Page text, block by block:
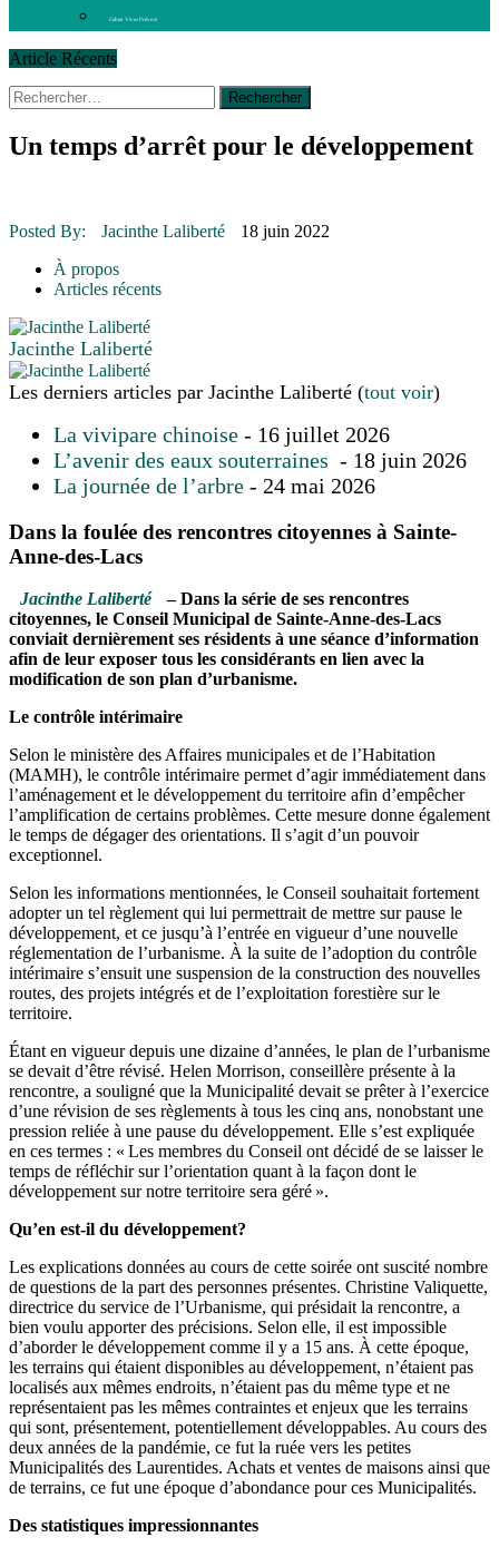
Cahier Vivez Prévost
Article Récents
30 juin 2015
Fantaisie et créativité en mode jeunesse
16 juillet 2026
CULTURE
16 juillet 2026 | POLITIQUE
14 octobre 2015 | La course de boîtes à savon du club Optimiste
de Prévost
Le rendez-vous des bolides
Rechercher :
Un temps d’arrêt pour le développement
Posted By: Jacinthe Laliberté
18 juin 2022
À propos
Articles récents
Jacinthe Laliberté
Les derniers articles par Jacinthe Laliberté (tout voir)
La vivipare chinoise - 16 juillet 2026
L’avenir des eaux souterraines - 18 juin 2026
La journée de l’arbre - 24 mai 2026
Dans la foulée des rencontres citoyennes à Sainte-
Anne-des-Lacs
Jacinthe Laliberté
– Dans la série de ses rencontres
citoyennes, le Conseil Municipal de Sainte-Anne-des-Lacs
conviait dernièrement ses résidents à une séance d’information
afin de leur exposer tous les considérants en lien avec la
modification de son plan d’urbanisme.
Le contrôle intérimaire
Selon le ministère des Affaires municipales et de l’Habitation
(MAMH), le contrôle intérimaire permet d’agir immédiatement dans
l’aménagement et le développement du territoire afin d’empêcher
l’amplification de certains problèmes. Cette mesure donne également
le temps de dégager des orientations. Il s’agit d’un pouvoir
exceptionnel.
Selon les informations mentionnées, le Conseil souhaitait fortement
adopter un tel règlement qui lui permettrait de mettre sur pause le
développement, et ce jusqu’à l’entrée en vigueur d’une nouvelle
réglementation de l’urbanisme. À la suite de l’adoption du contrôle
intérimaire s’ensuit une suspension de la construction des nouvelles
routes, des projets intégrés et de l’exploitation forestière sur le
territoire.
Étant en vigueur depuis une dizaine d’années, le plan de l’urbanisme
se devait d’être révisé. Helen Morrison, conseillère présente à la
rencontre, a souligné que la Municipalité devait se prêter à l’exercice
d’une révision de ses règlements à tous les cinq ans, nonobstant une
pression reliée à une pause du développement. Elle s’est expliquée
en ces termes : « Les membres du Conseil ont décidé de se laisser le
temps de réfléchir sur l’orientation quant à la façon dont le
développement sur notre territoire sera géré ».
Qu’en est-il du développement?
Les explications données au cours de cette soirée ont suscité nombre
de questions de la part des personnes présentes. Christine Valiquette,
directrice du service de l’Urbanisme, qui présidait la rencontre, a
bien voulu apporter des précisions. Selon elle, il est impossible
d’aborder le développement comme il y a 15 ans. À cette époque,
les terrains qui étaient disponibles au développement, n’étaient pas
localisés aux mêmes endroits, n’étaient pas du même type et ne
représentaient pas les mêmes contraintes et enjeux que les terrains
qui sont, présentement, potentiellement développables. Au cours des
deux années de la pandémie, ce fut la ruée vers les petites
Municipalités des Laurentides. Achats et ventes de maisons ainsi que
de terrains, ce fut une époque d’abondance pour ces Municipalités.
Des statistiques impressionnantes